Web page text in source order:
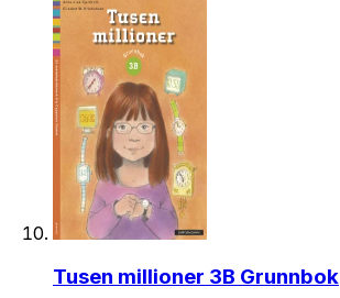
Tusen millioner 3B Grunnbok